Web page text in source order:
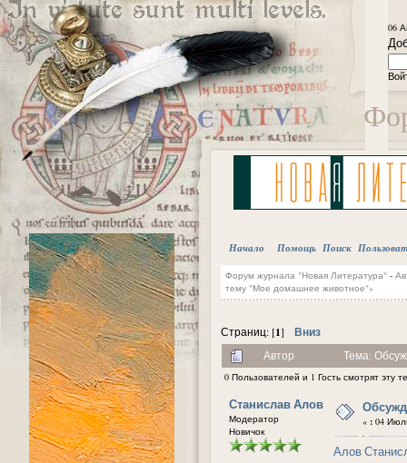
06
Начало Помощь Поиск
Форум журнала "Новая Литература"-
тему "Мое домашнее животное"»
Страниц: [1] Вниз
Автор Тема:
0 Пользователей и 1 Гость смотрят эту
Станислав Алов
Модератор
Новичок
« : 04
Алов